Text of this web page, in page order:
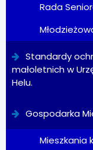
Rada
Standardy
małoletnich w
Helu.
Gospodarka
Mieszkania